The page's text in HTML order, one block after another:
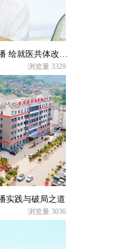
阳西总医院：深耕健康传播 绘就医共体改革画卷
浏览量 3329
实践与破局之道
浏览量 3036